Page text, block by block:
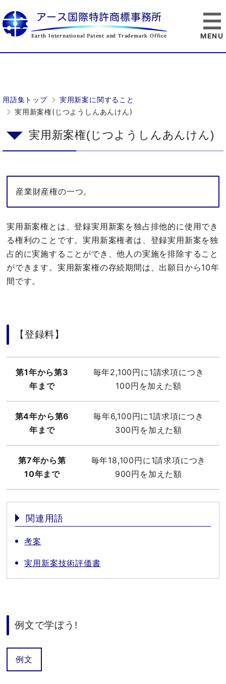
アース国際特許商標事務所
Earth International Patent and Trademark Office
用語集トップ
実用新案に関すること
実用新案権(じつようしんあんけん)
実用新案権(じつようしんあんけん)
産業財産権の一つ。
実用新案権とは、登録実用新案を独占排他的に使用でき
る権利のことです。実用新案権者は、登録実用新案を独
占的に実施することができ、他人の実施を排除すること
ができます。実用新案権の存続期間は、出願日から10年
間です。
【登録料】
第1年から第3
年まで
毎年2,100円に1請求項につき
100円を加えた額
第4年から第6
年まで
毎年6,100円に1請求項につき
300円を加えた額
第7年から第
10年まで
毎年18,100円に1請求項につき
900円を加えた額
関連用語
考案
実用新案技術評価書
例文で学ぼう!
例文